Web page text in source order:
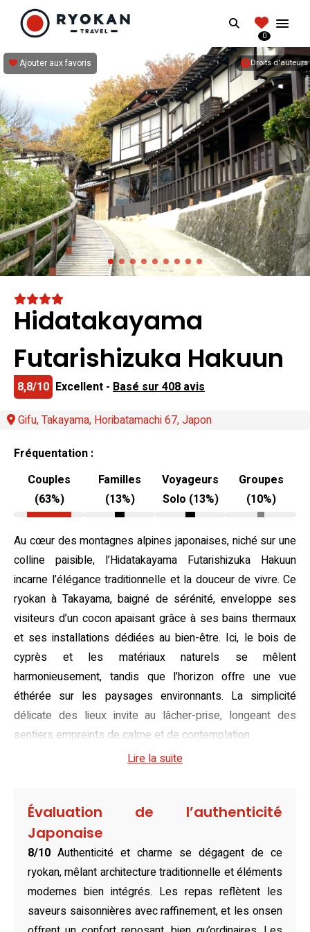
RYOKANTRAVEL
Search
0
Droits d'auteurs
Ajouter aux favoris
Hidatakayama
Futarishizuka Hakuun
8,8/10 Excellent - Basé sur 408 avis
Gifu, Takayama, Horibatamachi 67, Japon
Fréquentation :
Couples
(63%)
Familles
(13%)
Voyageurs
Solo (13%)
Groupes
(10%)
Au cœur des montagnes alpines japonaises, niché sur une
colline paisible, l’Hidatakayama Futarishizuka Hakuun
incarne l’élégance traditionnelle et la douceur de vivre. Ce
ryokan à Takayama, baigné de sérénité, enveloppe ses
visiteurs d’un cocon apaisant grâce à ses bains thermaux
et ses installations dédiées au bien-être. Ici, le bois de
cyprès et les matériaux naturels se mêlent
harmonieusement, tandis que l’horizon offre une vue
éthérée sur les paysages environnants. La simplicité
délicate des lieux invite au lâcher-prise, longeant des
sentiers empreints de calme et de contemplation.
Sobre et accueillant, chaque espace de vie exprime une
recouvertes de tatamis, sont illuminées de lumière
naturelle, et ornées de futons moelleux savamment
disposés. Les salles de bains privatives en bois de
cyprès ajoutent une touche de raffinement et invitent à la
détente. Que vous soyez en quête d’évasion en solo ou
d’un moment partagé en famille, ces espaces intimes et
chaleureux promettent des nuits de quiétude, célébrant
Lire la suite
Évaluation de l’authenticité
Japonaise
8/10 Authenticité et charme se dégagent de ce
ryokan, mêlant architecture traditionnelle et éléments
modernes bien intégrés. Les repas reflètent les
saveurs saisonnières avec raffinement, et les onsen